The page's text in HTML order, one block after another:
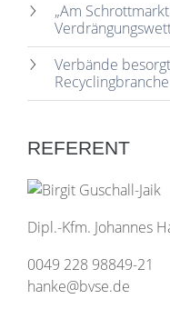
„Am
Verbände
REFERENT
Dipl.-Kfm. Johannes
0049 228 98849-21
hanke@bvse.de